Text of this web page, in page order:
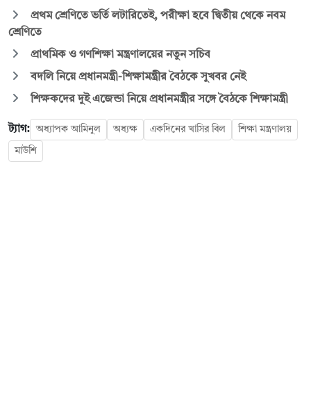
প্রথম শ্রেণিতে ভর্তি লটারিতেই, পরীক্ষা হবে দ্বিতীয় থেকে নবম
শ্রেণিতে
প্রাথমিক ও গণশিক্ষা মন্ত্রণালয়ের নতুন সচিব
বদলি নিয়ে প্রধানমন্ত্রী-শিক্ষামন্ত্রীর বৈঠকে সুখবর নেই
শিক্ষকদের দুই এজেন্ডা নিয়ে প্রধানমন্ত্রীর সঙ্গে বৈঠকে শিক্ষামন্ত্রী
ট্যাগ: অধ্যাপক আমিনুল অধ্যক্ষ একদিনের খাসির বিল শিক্ষা মন্ত্রণালয়
মাউশি